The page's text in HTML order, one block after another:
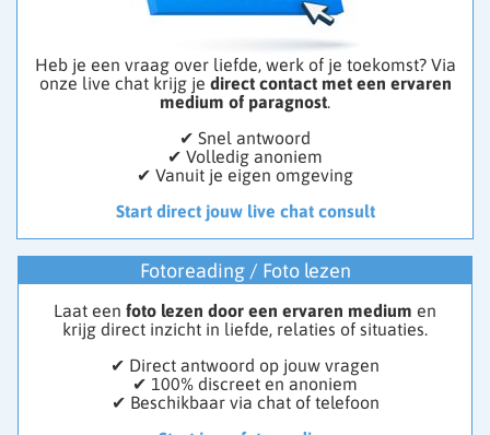
Heb je een vraag over liefde, werk of je toekomst? Via
onze live chat krijg je direct contact met een ervaren
medium of paragnost.
✔ Snel antwoord
✔ Volledig anoniem
✔ Vanuit je eigen omgeving
Start direct jouw live chat consult
Fotoreading / Foto lezen
Laat een foto lezen door een ervaren medium en
krijg direct inzicht in liefde, relaties of situaties.
✔ Direct antwoord op jouw vragen
✔ 100% discreet en anoniem
✔ Beschikbaar via chat of telefoon